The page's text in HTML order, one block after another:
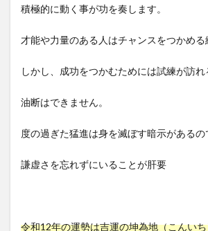
積極的に動く事が功を奏します。
才能や力量のある人はチャンスをつかめる
しかし、成功をつかむためには試練が訪れ
油断はできません。
度の過ぎた猛進は身を滅ぼす暗示がある
謙虚さを忘れずにいることが肝要
令和12年の運勢は吉運の坤為地（こんい